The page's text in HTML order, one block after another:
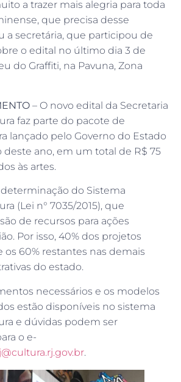
a trazer mais alegria para toda
que precisa desse
a secretária, que participou de
o edital no último dia 3 de
do Graffiti, na Pavuna, Zona
– O novo edital da Secretaria
faz parte do pacote de
lançado pelo Governo do Estado
deste ano, em um total de R$ 75
às artes.
do Sistema
(Lei n° 7035/2015), que
de recursos para ações
Por isso, 40% dos projetos
os 60% restantes nas demais
do estado.
necessários e os modelos
estão disponíveis no sistema
e dúvidas podem ser
o e-
.